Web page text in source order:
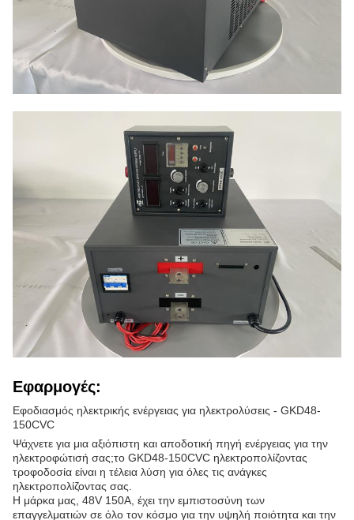
Εφαρμογές:
Εφοδιασμός ηλεκτρικής ενέργειας για ηλεκτρολύσεις - GKD48-
150CVC
Ψάχνετε για μια αξιόπιστη και αποδοτική πηγή ενέργειας για την
ηλεκτροφώτισή σας;το GKD48-150CVC ηλεκτροπολίζοντας
τροφοδοσία είναι η τέλεια λύση για όλες τις ανάγκες
ηλεκτροπολίζοντας σας.
Η μάρκα μας, 48V 150A, έχει την εμπιστοσύνη των
επαγγελματιών σε όλο τον κόσμο για την υψηλή ποιότητα και την